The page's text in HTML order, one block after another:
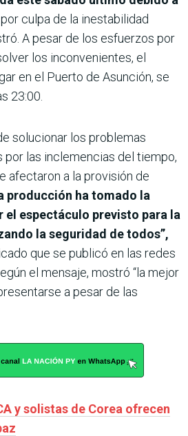
por culpa de la inestabilidad
A pesar de los esfuerzos por
los inconvenientes, el
en el Puerto de Asunción, se
23:00.
solucionar los problemas
las inclemencias del tiempo,
afectaron a la provisión de
producción ha tomado la
el espectáculo previsto para la
la seguridad de todos”,
que se publicó en las redes
el mensaje, mostró “la mejor
a pesar de las
y solistas de Corea ofrecen